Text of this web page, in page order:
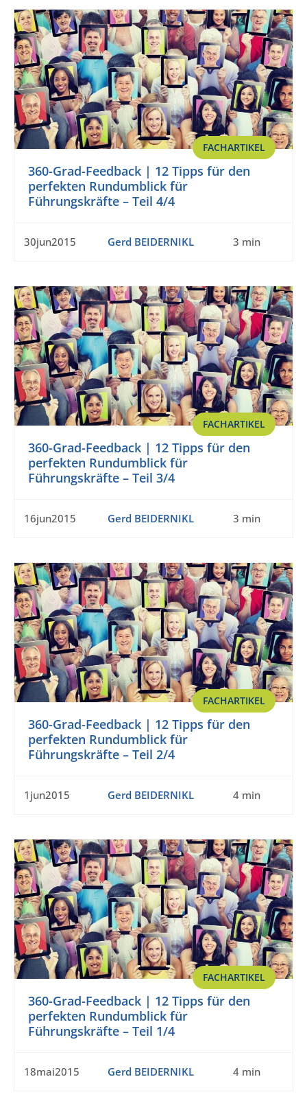
FACHARTIKEL
360-Grad-Feedback | 12 Tipps für den
perfekten Rundumblick für
Führungskräfte – Teil 4/4
30jun2015 Gerd BEIDERNIKL 3 min
FACHARTIKEL
360-Grad-Feedback | 12 Tipps für den
perfekten Rundumblick für
Führungskräfte – Teil 3/4
16jun2015 Gerd BEIDERNIKL 3 min
FACHARTIKEL
360-Grad-Feedback | 12 Tipps für den
perfekten Rundumblick für
Führungskräfte – Teil 2/4
1jun2015 Gerd BEIDERNIKL 4 min
FACHARTIKEL
360-Grad-Feedback | 12 Tipps für den
perfekten Rundumblick für
Führungskräfte – Teil 1/4
18mai2015 Gerd BEIDERNIKL 4 min